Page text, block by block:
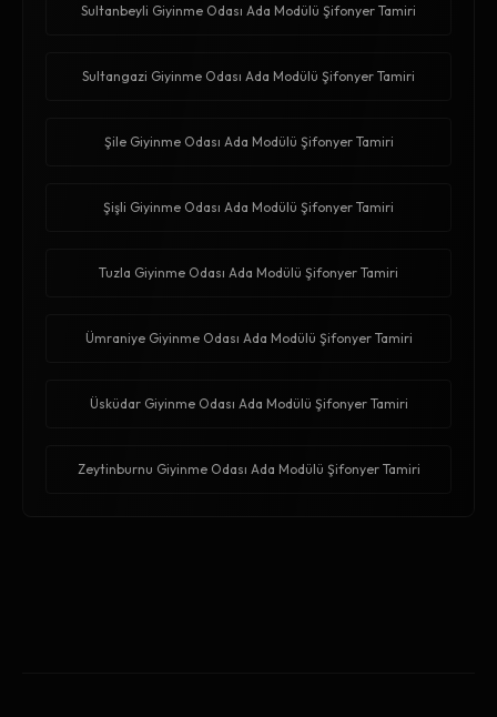
Sultanbeyli Giyinme Odası Ada Modülü Şifonyer Tamiri
Sultangazi Giyinme Odası Ada Modülü Şifonyer Tamiri
Şile Giyinme Odası Ada Modülü Şifonyer Tamiri
Şişli Giyinme Odası Ada Modülü Şifonyer Tamiri
Tuzla Giyinme Odası Ada Modülü Şifonyer Tamiri
Ümraniye Giyinme Odası Ada Modülü Şifonyer Tamiri
Üsküdar Giyinme Odası Ada Modülü Şifonyer Tamiri
Zeytinburnu Giyinme Odası Ada Modülü Şifonyer Tamiri